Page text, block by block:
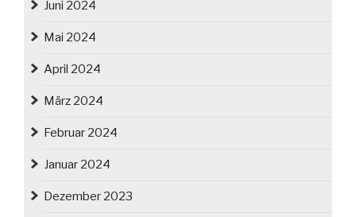
Juni 2024
Mai 2024
April 2024
März 2024
Februar 2024
Januar 2024
Dezember 2023